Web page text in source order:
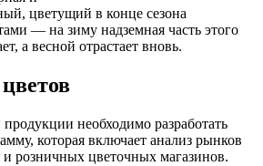
цветущий в конце сезона
— на зиму надземная часть этого
а весной отрастает вновь.
необходимо разработать
которая включает анализ рынков
розничных цветочных магазинов.